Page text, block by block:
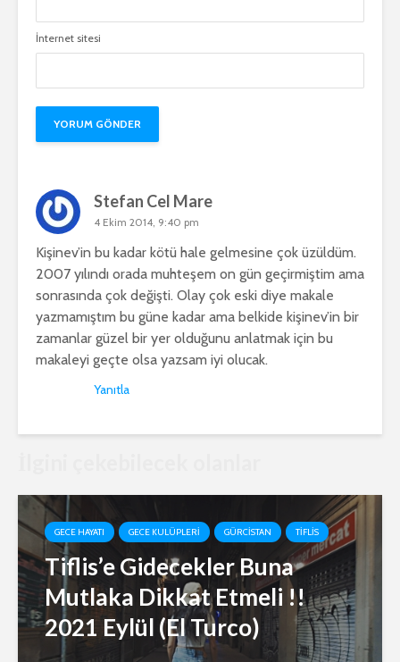
İnternet sitesi
Stefan Cel Mare
4 Ekim 2014, 9:40 pm
Kişinev’in bu kadar kötü hale gelmesine çok üzüldüm.
2007 yılındı orada muhteşem on gün geçirmiştim ama
sonrasında çok değişti. Olay çok eski diye makale
yazmamıştım bu güne kadar ama belkide kişinev’in bir
zamanlar güzel bir yer olduğunu anlatmak için bu
makaleyi geçte olsa yazsam iyi olucak.
Yanıtla
GECE HAYATI GECE KULÜPLERI GÜRCISTAN TIFLIS
Tiflis’e Gidecekler Buna
Mutlaka Dikkat Etmeli !!
2021 Eylül (El Turco)